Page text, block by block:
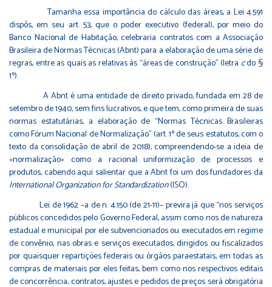
Tamanha essa importância do cálculo das áreas, a Lei 4.591
dispôs, em seu art. 53, que o poder executivo (federal), por meio do
Banco Nacional de Habitação, celebraria contratos com a Associação
Brasileira de Normas Técnicas (Abnt) para a elaboração de uma série de
regras, entre as quais as relativas às “áreas de construção” (letra cdo §
1º).
A Abnt é uma entidade de direito privado, fundada em 28 de
setembro de 1940, sem fins lucrativos, e que tem, como primeira de suas
normas estatutárias, a elaboração de “Normas Técnicas Brasileiras
como Fórum Nacional de Normalização” (art. 1º de seus estatutos, com o
texto da consolidação de abril de 2018), compreendendo-se a ideia de
«normalização» como a racional uniformização de processos e
produtos, cabendo aqui salientar que a Abnt foi um dos fundadores da
International Organization for Standardization(ISO).
Lei de 1962 –a de n. 4.150 (de 21-11)– previra já que “nos serviços
públicos concedidos pelo Governo Federal, assim como nos de natureza
estadual e municipal por ele subvencionados ou executados em regime
de convênio, nas obras e serviços executados, dirigidos ou fiscalizados
por quaisquer repartições federais ou órgãos paraestatais, em todas as
compras de materiais por eles feitas, bem como nos respectivos editais
de concorrência, contratos, ajustes e pedidos de preços será obrigatória